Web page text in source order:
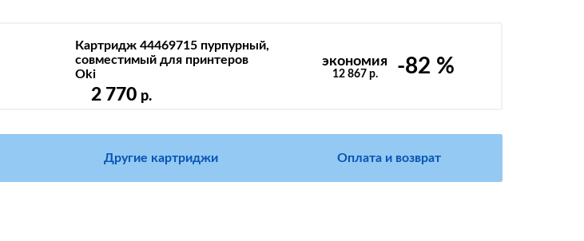
экономия
12 867 р. -82 %
Картридж 44469715 пурпурный,
совместимый для принтеров
Oki
2 770 р.
Другие картриджи Оплата и возврат